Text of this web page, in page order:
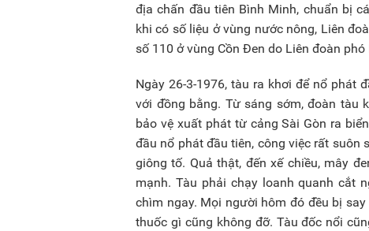
địa chấn đầu tiên Bình Minh, chuẩn bị
khi có số liệu ở vùng nước nông, Liên
số 110 ở vùng Cồn Đen do Liên đoàn
Ngày 26-3-1976, tàu ra khơi để nổ phát
với đồng bằng. Từ sáng sớm, đoàn tàu
bảo vệ xuất phát từ cảng Sài Gòn ra
đầu nổ phát đầu tiên, công việc rất suôn
giông tố. Quả thật, đến xế chiều, mây
mạnh. Tàu phải chạy loanh quanh cắt
chìm ngay. Mọi người hôm đó đều bị
thuốc gì cũng không đỡ. Tàu đốc nổi